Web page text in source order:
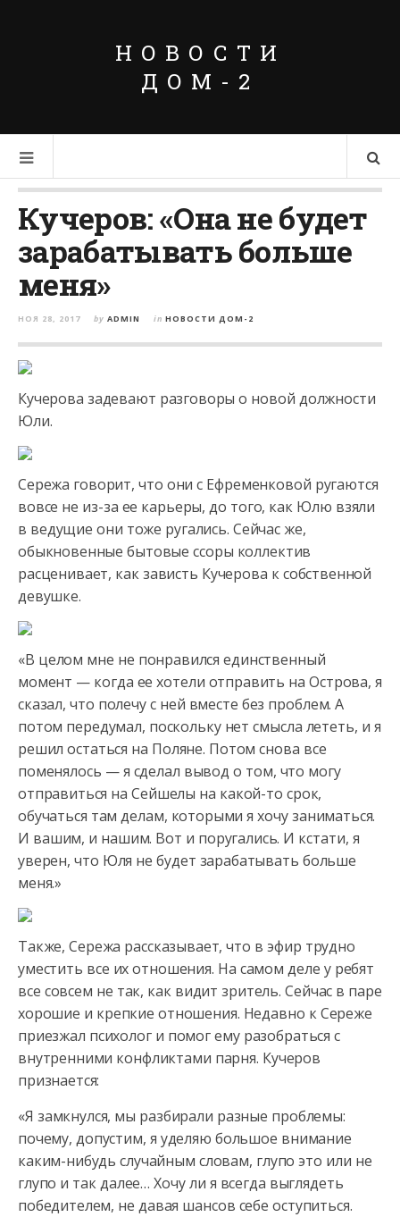
НОВОСТИ
ДОМ-2
Кучеров: «Она не будет
зарабатывать больше
меня»
НОЯ 28, 2017 by ADMIN in НОВОСТИ ДОМ-2
Кучерова задевают разговоры о новой должности
Юли.
Сережа говорит, что они с Ефременковой ругаются
вовсе не из-за ее карьеры, до того, как Юлю взяли
в ведущие они тоже ругались. Сейчас же,
обыкновенные бытовые ссоры коллектив
расценивает, как зависть Кучерова к собственной
девушке.
«В целом мне не понравился единственный
момент — когда ее хотели отправить на Острова, я
сказал, что полечу с ней вместе без проблем. А
потом передумал, поскольку нет смысла лететь, и я
решил остаться на Поляне. Потом снова все
поменялось — я сделал вывод о том, что могу
отправиться на Сейшелы на какой-то срок,
обучаться там делам, которыми я хочу заниматься.
И вашим, и нашим. Вот и поругались. И кстати, я
уверен, что Юля не будет зарабатывать больше
меня.»
Также, Сережа рассказывает, что в эфир трудно
уместить все их отношения. На самом деле у ребят
все совсем не так, как видит зритель. Сейчас в паре
хорошие и крепкие отношения. Недавно к Сереже
приезжал психолог и помог ему разобраться с
внутренними конфликтами парня. Кучеров
признается:
«Я замкнулся, мы разбирали разные проблемы:
почему, допустим, я уделяю большое внимание
каким-нибудь случайным словам, глупо это или не
глупо и так далее… Хочу ли я всегда выглядеть
победителем, не давая шансов себе оступиться.